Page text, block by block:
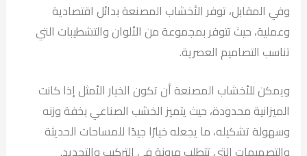
وفي المقابل، توفر الأخشاب المصنعة بدائل اقتصادية
وعملية، حيث تتوفر بمجموعة من الألوان والتشطيبات التي
تناسب التصاميم العصرية.
ويمكن للأخشاب المصنعة أن تكون الخيار الأمثل إذا كانت
الميزانية محدودة، حيث يتميز الخشب الصناعي بخفة وزنه
وسهولة تشكيله، ما يجعله خيارًا جيدًا للمساحات الحديثة